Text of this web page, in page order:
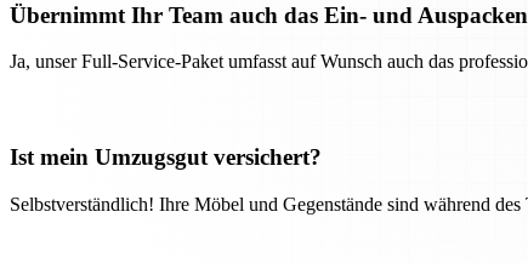
Übernimmt Ihr Team auch das Ein- und
Ja, unser Full-Service-Paket umfasst auf Wunsch auch das
Ist mein Umzugsgut versichert?
Selbstverständlich! Ihre Möbel und Gegenstände sind während des